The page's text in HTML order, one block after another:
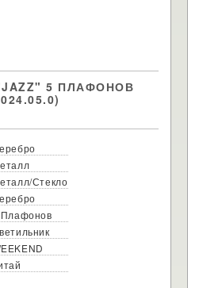
5 ПЛАФОНОВ
Стекло